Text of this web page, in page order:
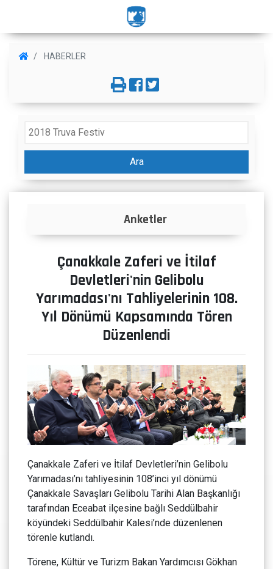
HABERLER
Ara
Anketler
Çanakkale Zaferi ve İtilaf
Devletleri'nin Gelibolu
Yarımadası'nı Tahliyelerinin 108.
Yıl Dönümü Kapsamında Tören
Düzenlendi
Çanakkale Zaferi ve İtilaf Devletleri’nin Gelibolu
Yarımadası’nı tahliyesinin 108’inci yıl dönümü
Çanakkale Savaşları Gelibolu Tarihi Alan Başkanlığı
tarafından Eceabat ilçesine bağlı Seddülbahir
köyündeki Seddülbahir Kalesi’nde düzenlenen
törenle kutlandı.
Törene, Kültür ve Turizm Bakan Yardımcısı Gökhan